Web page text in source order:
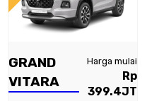
GRAND
VITARA
Harga mulai
Rp
399.4JT